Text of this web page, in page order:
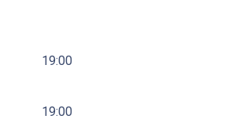
19:00
19:00